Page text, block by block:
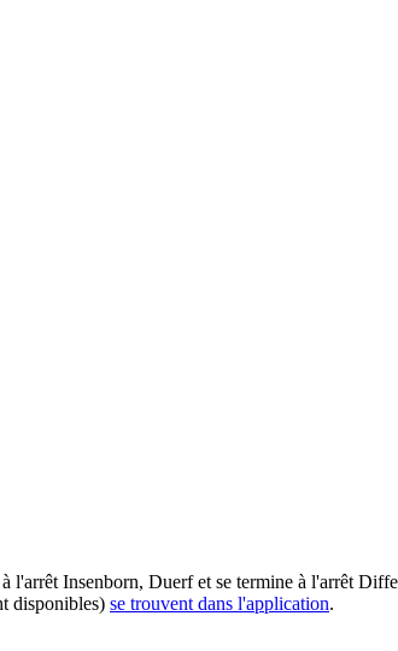
Insenborn, Duerf et se termine à l'arrêt
disponibles) se trouvent dans l'application.